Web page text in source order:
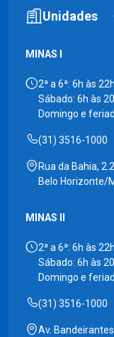
Unidades
MINAS I
2ª a 6ª: 6h às 22h
Sábado: 6h às
Domingo e
(31) 3516-1000
Rua da Bahia,
Belo Horizonte/
MINAS II
2ª a 6ª: 6h às 22h
Sábado: 6h às
Domingo e
(31) 3516-1000
Av.